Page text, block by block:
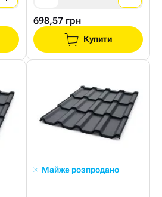
698,57 грн
Купити
Майже розпродано